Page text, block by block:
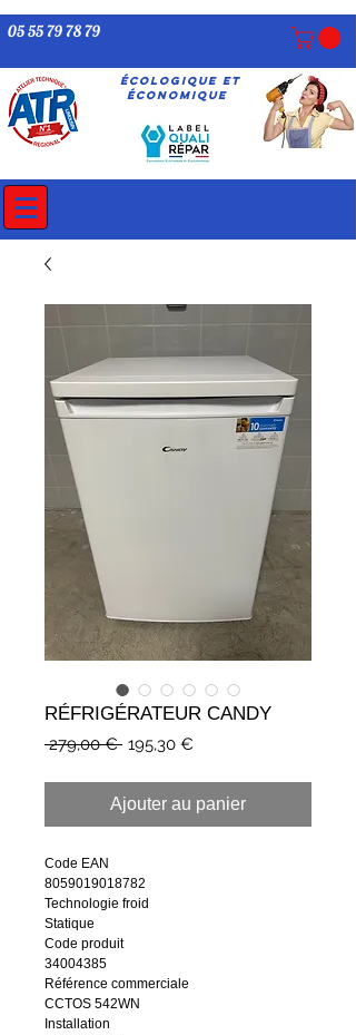
05 55 79 78 79
écologique ET
économique
RÉFRIGÉRATEUR CANDY
279,00 € Prix
195,30 €
Ajouter au panier
Code EAN
8059019018782
Technologie froid
Statique
Code produit
34004385
Référence commerciale
CCTOS 542WN
Installation